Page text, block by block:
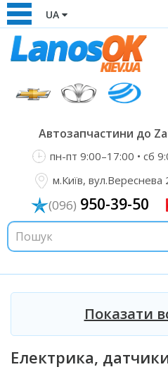
UA
Автозапчастини до
пн-пт 9:00–17:00 • сб
м.Київ, вул.Вереснева
(096) 950-39-50
Показати
Електрика,